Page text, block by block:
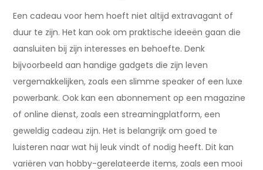
Een cadeau voor hem hoeft niet altijd extravagant of
duur te zijn. Het kan ook om praktische ideeën gaan die
aansluiten bij zijn interesses en behoefte. Denk
bijvoorbeeld aan handige gadgets die zijn leven
vergemakkelijken, zoals een slimme speaker of een luxe
powerbank. Ook kan een abonnement op een magazine
of online dienst, zoals een streamingplatform, een
geweldig cadeau zijn. Het is belangrijk om goed te
luisteren naar wat hij leuk vindt of nodig heeft. Dit kan
variëren van hobby-gerelateerde items, zoals een mooi